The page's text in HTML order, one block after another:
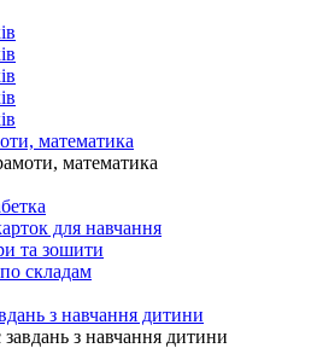
математика
математика
для навчання
та зошити
складам
з навчання дитини
з навчання дитини